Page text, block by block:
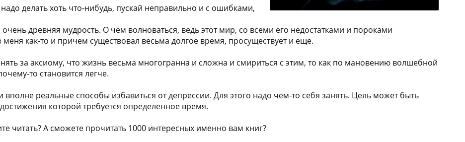
делать хоть что-нибудь, пускай неправильно и с ошибками,
очень древняя мудрость. О чем волноваться, ведь этот мир, со всеми его недостатками и пороками
меня как-то и причем существовал весьма долгое время, просуществует и еще.
за аксиому, что жизнь весьма многогранна и сложна и смириться с этим, то как по мановению волшебной
то становится легче.
вполне реальные способы избавиться от депрессии. Для этого надо чем-то себя занять. Цель может быть
которой требуется определенное время.
читать? А сможете прочитать 1000 интересных именно вам книг?